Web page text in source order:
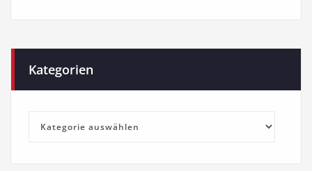
Kategorien
Kategorien